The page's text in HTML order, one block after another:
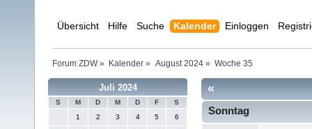
Übersicht Hilfe Suche Kalender Einloggen
Forum ZDW» Kalender » August 2024» Woche 35
Juli 2024
S M D M D F
S
1
2 3 4 5 6
«
Sonntag